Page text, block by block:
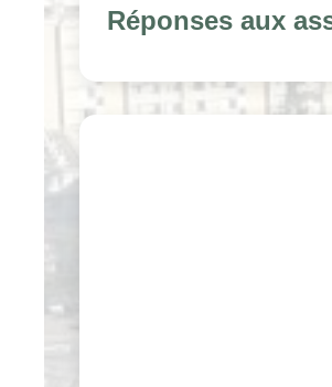
Réponses aux